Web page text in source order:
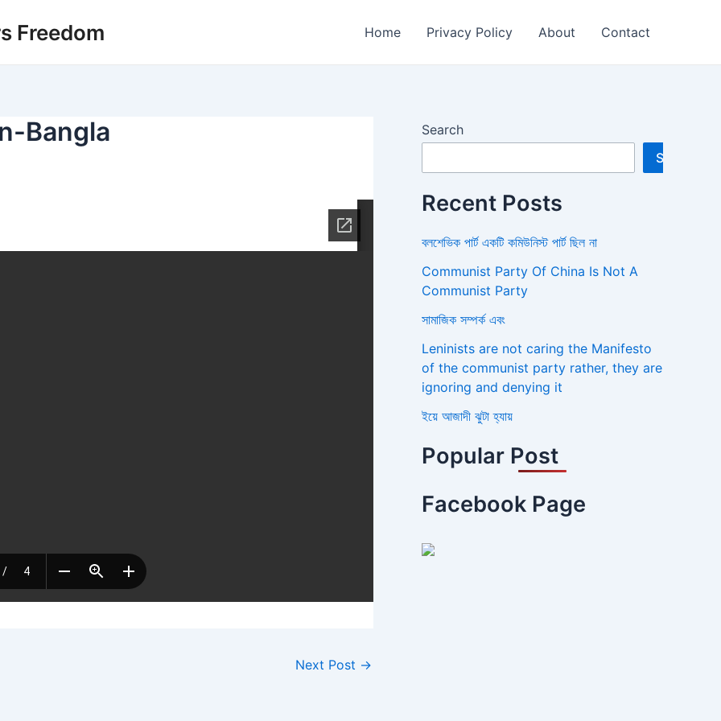
Freedom Home Privacy Policy About Contact
Bangla
Next Post →
Search
Search
Recent Posts
বলশেভিক পার্ট একটি কমিউনিস্ট পার্ট ছিল না
Communist Party Of China Is Not A
Communist Party
সামাজিক সম্পর্ক এবং
Leninists are not caring the Manifesto
of the communist party rather, they are
ignoring and denying it
ইয়ে আজাদী ঝুটা হ্যায়
Popular Post
Facebook Page